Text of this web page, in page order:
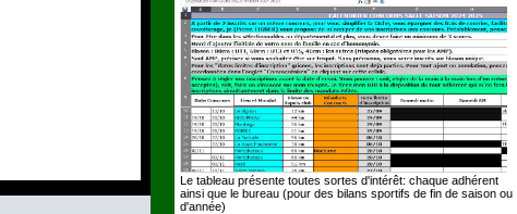
Le tableau présente toutes sortes d'intérêt: chaque adhérent
ainsi que le bureau (pour des bilans sportifs de fin de saison ou
d'année)